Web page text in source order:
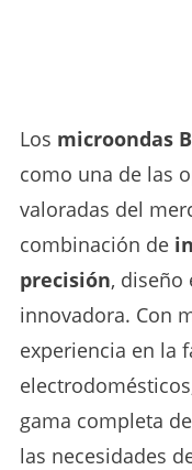
Los microondas
como una de las
valoradas del
combinación de
precisión, diseño
innovadora. Con
experiencia en la
gama completa
las necesidades